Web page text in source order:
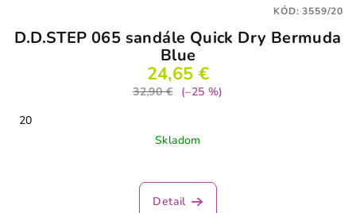
D.D.STEP 065 sandále Quick Dry Bermuda
Blue
24,65 €
32,90 €
(–25 %)
20
Skladom
hodnotenie
produktu
Detail
KÓD:3559/20